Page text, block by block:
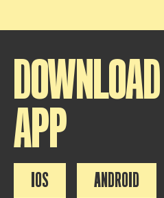
DOWNLOAD
APP
IOS ANDROID